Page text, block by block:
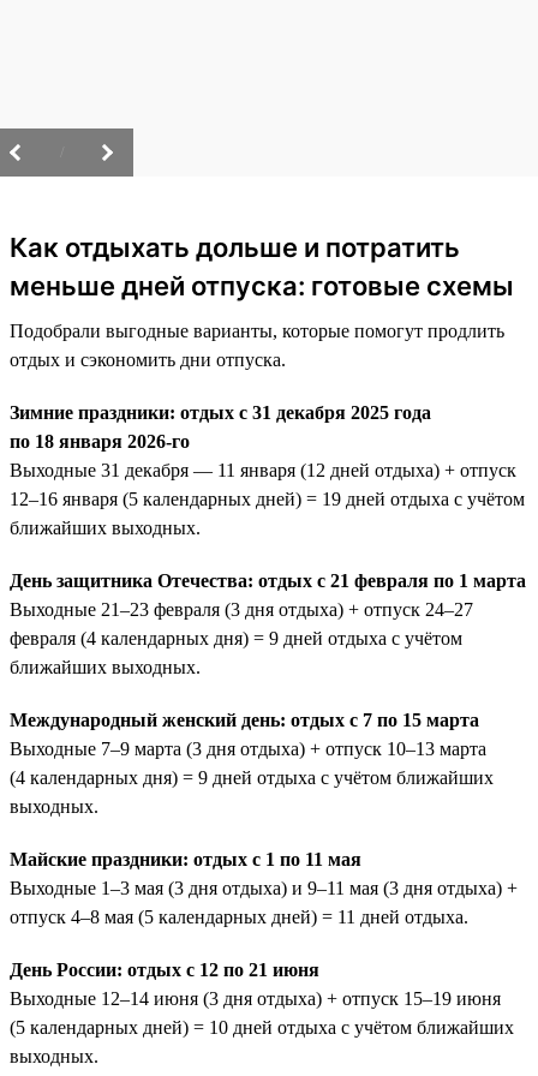
Как отдыхать дольше и потратить
меньше дней отпуска: готовые схемы
Подобрали выгодные варианты, которые помогут продлить
отдых и сэкономить дни отпуска.
Зимние праздники: отдых с 31 декабря 2025 года
по 18 января 2026-го
Выходные 31 декабря — 11 января (12 дней отдыха) + отпуск
12–16 января (5 календарных дней) = 19 дней отдыха с учётом
ближайших выходных.
День защитника Отечества: отдых с 21 февраля по 1 марта
Выходные 21–23 февраля (3 дня отдыха) + отпуск 24–27
февраля (4 календарных дня) = 9 дней отдыха с учётом
ближайших выходных.
Международный женский день: отдых с 7 по 15 марта
Выходные 7–9 марта (3 дня отдыха) + отпуск 10–13 марта
(4 календарных дня) = 9 дней отдыха с учётом ближайших
выходных.
Майские праздники: отдых с 1 по 11 мая
Выходные 1–3 мая (3 дня отдыха) и 9–11 мая (3 дня отдыха) +
отпуск 4–8 мая (5 календарных дней) = 11 дней отдыха.
День России: отдых с 12 по 21 июня
Выходные 12–14 июня (3 дня отдыха) + отпуск 15–19 июня
(5 календарных дней) = 10 дней отдыха с учётом ближайших
выходных.